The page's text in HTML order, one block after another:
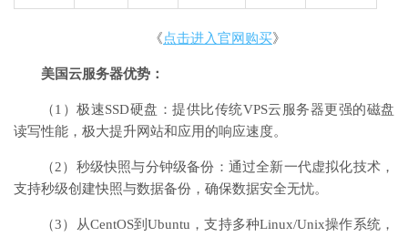
《点击进入官网购买》
美国云服务器优势：
（1）极速SSD硬盘：提供比传统VPS云服务器更强的磁盘
读写性能，极大提升网站和应用的响应速度。
（2）秒级快照与分钟级备份：通过全新一代虚拟化技术，
支持秒级创建快照与数据备份，确保数据安全无忧。
（3）从CentOS到Ubuntu，支持多种Linux/Unix操作系统，